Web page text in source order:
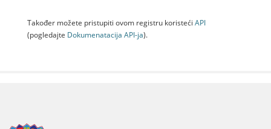
Također možete pristupiti ovom registru koristeći API
(pogledajte Dokumenаtаcijа API-jа).